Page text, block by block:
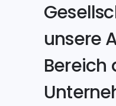
unsere
Bereich